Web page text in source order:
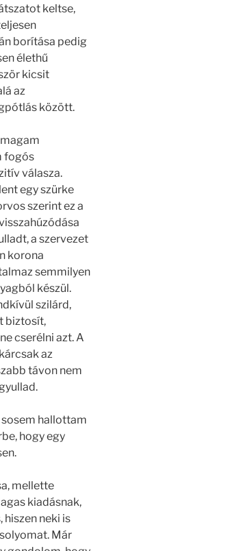
keltse,
borítása pedig
élethű
kicsit
az
között.
fogós
válasza.
egy szürke
szerint ez a
a szervezet
korona
semmilyen
készül.
szilárd,
biztosít,
cserélni azt. A
az
távon nem
hallottam
hogy egy
mellette
kiadásnak,
neki is
Már